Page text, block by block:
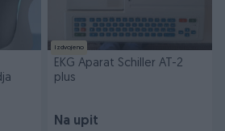
Izdvojeno
EKG Aparat Schiller AT-2
plus
Na upit